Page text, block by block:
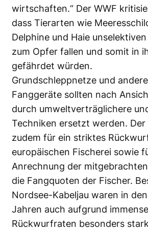
wirtschaften.“ Der WWF
dass Tierarten wie
Delphine und Haie
zum Opfer fallen und somit in
gefährdet würden.
Grundschleppnetze und
Fanggeräte sollten nach
durch umweltverträglichere
Techniken ersetzt werden. Der
zudem für ein striktes
europäischen Fischerei sowie
Anrechnung der
die Fangquoten der Fischer.
Nordsee-Kabeljau waren in
Jahren auch aufgrund
Rückwurfraten besonders